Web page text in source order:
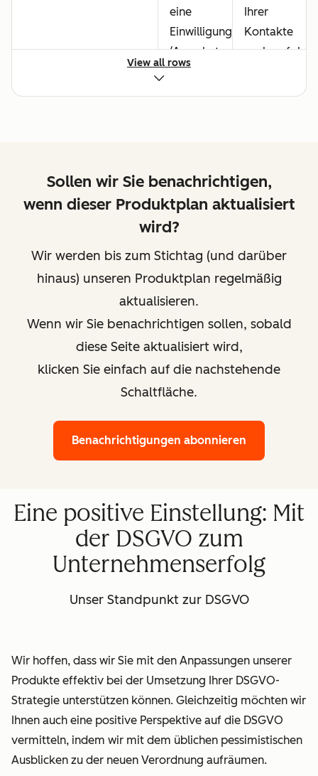
eine
Einwilligung
(Anna hat
zugestimmt;
erklärt,
was das
Opt-in
konkret
umfasst),
eines
Vertrags
(z. B.
Anna ist
Rechnung
schicken),
oder
„berechtigte
(z. B.
Anna ist
eine
bestehende
Kundin
und Sie
Ihrer
Kontakte
Workflows
werden. So
könnten Sie
Workflow
dem die
festgelegt
unterzeichnet.
Einhaltung
dieser neuen
Eigenschaft
und prüfen.
View all rows
Sollen wir Sie benachrichtigen,
wenn dieser Produktplan aktualisiert
wird?
Wir werden bis zum Stichtag (und darüber
hinaus) unseren Produktplan regelmäßig
aktualisieren.
Wenn wir Sie benachrichtigen sollen, sobald
diese Seite aktualisiert wird,
klicken Sie einfach auf die nachstehende
Schaltfläche.
Benachrichtigungen abonnieren
Eine positive Einstellung: Mit
der DSGVO zum
Unternehmenserfolg
Unser Standpunkt zur DSGVO
Wir hoffen, dass wir Sie mit den Anpassungen unserer
Produkte effektiv bei der Umsetzung Ihrer DSGVO-
Strategie unterstützen können. Gleichzeitig möchten wir
Ihnen auch eine positive Perspektive auf die DSGVO
vermitteln, indem wir mit dem üblichen pessimistischen
Ausblicken zu der neuen Verordnung aufräumen.